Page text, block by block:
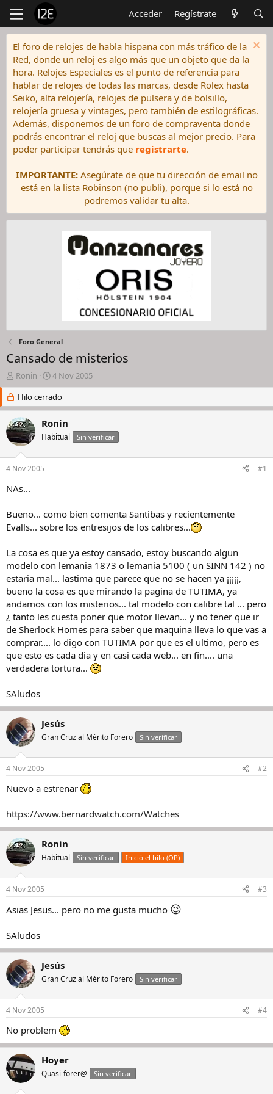
Acceder Regístrate
El foro de relojes de habla hispana con más tráfico de la
Red, donde un reloj es algo más que un objeto que da la
hora. Relojes Especiales es el punto de referencia para
hablar de relojes de todas las marcas, desde Rolex hasta
Seiko, alta relojería, relojes de pulsera y de bolsillo,
relojería gruesa y vintages, pero también de estilográficas.
Además, disponemos de un foro de compraventa donde
podrás encontrar el reloj que buscas al mejor precio. Para
poder participar tendrás que registrarte.
IMPORTANTE:Asegúrate de que tu dirección de email no
está en la lista Robinson (no publi), porque si lo está no
podremos validar tu alta.
Foro General
Cansado de misterios
I
n
c
i
a
d
o
d
e
i
l
Ronin
F
e
c
h
d
e
i
4 Nov 2005
Hilo cerrado
Ronin
Habitual Sin verificar
4 Nov 2005 #1
NAs...
Bueno... como bien comenta Santibas y recientemente
Evalls... sobre los entresijos de los calibres...
La cosa es que ya estoy cansado, estoy buscando algun
modelo con lemania 1873 o lemania 5100 ( un SINN 142 ) no
estaria mal... lastima que parece que no se hacen ya ¡¡¡¡¡,
bueno la cosa es que mirando la pagina de TUTIMA, ya
andamos con los misterios... tal modelo con calibre tal ... pero
¿ tanto les cuesta poner que motor llevan... y no tener que ir
de Sherlock Homes para saber que maquina lleva lo que vas a
comprar.... lo digo con TUTIMA por que es el ultimo, pero es
que esto es cada dia y en casi cada web... en fin.... una
verdadera tortura...
SAludos
Jesús
Gran Cruz al Mérito Forero Sin verificar
4 Nov 2005 #2
Nuevo a estrenar
https://www.bernardwatch.com/Watches
Ronin
Habitual Sin verificar Inició el hilo (OP)
4 Nov 2005 #3
Asias Jesus... pero no me gusta mucho 😉
SAludos
Jesús
Gran Cruz al Mérito Forero Sin verificar
4 Nov 2005 #4
No problem
Hoyer
Quasi-forer@ Sin verificar